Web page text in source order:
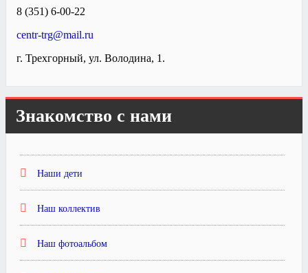
8 (351) 6-00-22
centr-trg@mail.ru
г. Трехгорный, ул. Володина, 1.
Знакомство с нами
Наши дети
Наш коллектив
Наш фотоальбом